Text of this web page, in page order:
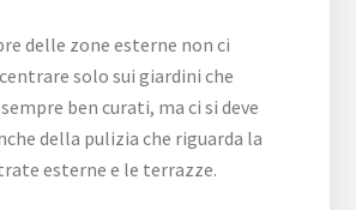
delle zone esterne non ci
solo sui giardini che
ben curati, ma ci si deve
della pulizia che riguarda la
esterne e le terrazze.